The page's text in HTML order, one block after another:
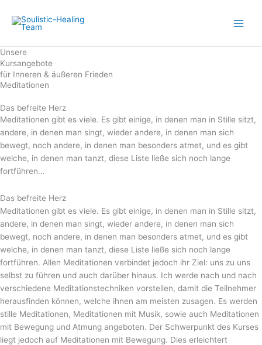
Inhalt
springen
Unsere
Kursangebote
für Inneren & äußeren Frieden
Meditationen
Das befreite Herz
Meditationen gibt es viele. Es gibt einige, in denen man in Stille sitzt,
andere, in denen man singt, wieder andere, in denen man sich
bewegt, noch andere, in denen man besonders atmet, und es gibt
welche, in denen man tanzt, diese Liste ließe sich noch lange
fortführen…
Das befreite Herz
Meditationen gibt es viele. Es gibt einige, in denen man in Stille sitzt,
andere, in denen man singt, wieder andere, in denen man sich
bewegt, noch andere, in denen man besonders atmet, und es gibt
welche, in denen man tanzt, diese Liste ließe sich noch lange
fortführen. Allen Meditationen verbindet jedoch ihr Ziel: uns zu uns
selbst zu führen und auch darüber hinaus. Ich werde nach und nach
verschiedene Meditationstechniken vorstellen, damit die Teilnehmer
herausfinden können, welche ihnen am meisten zusagen. Es werden
stille Meditationen, Meditationen mit Musik, sowie auch Meditationen
mit Bewegung und Atmung angeboten. Der Schwerpunkt des Kurses
liegt jedoch auf Meditationen mit Bewegung. Dies erleichtert